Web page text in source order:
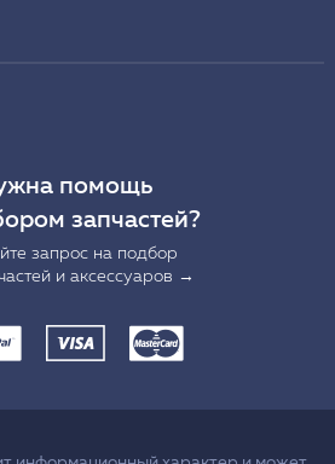
помощь
запчастей?
запрос на подбор
и аксессуаров →